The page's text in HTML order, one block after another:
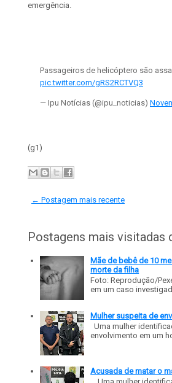
emergência.
Passageiros de helicóptero são
pic.twitter.com/gRS2RCTVQ3
— Ipu Notícias (@ipu_noticias)
(g1)
← Postagem mais recente
Postagens mais visitadas
Mãe de bebê de 10
morte da filha
Foto: Reprodução/
em um caso
Mulher suspeita de
Uma mulher
envolvimento em um
Acusada de matar o